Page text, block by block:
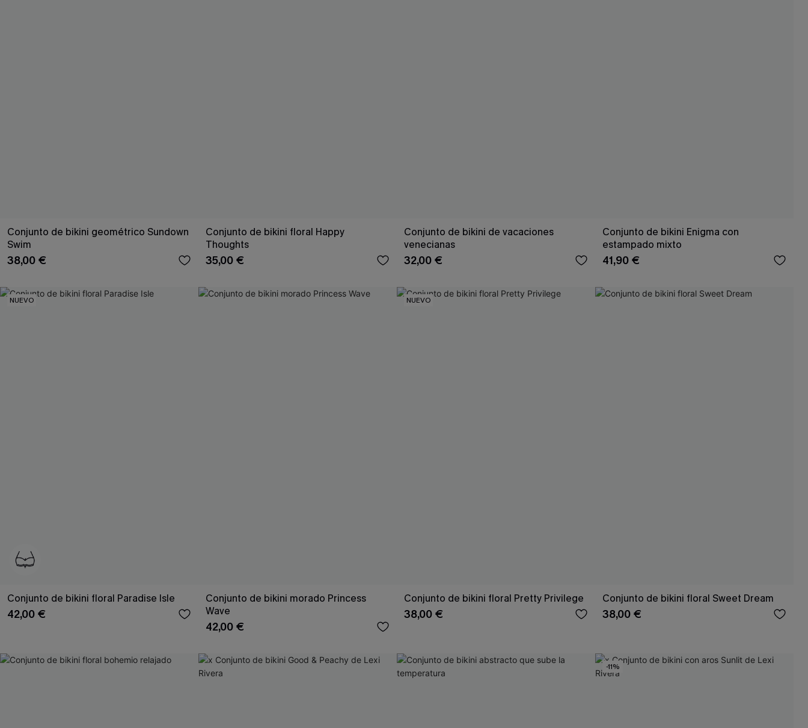
Conjunto de bikini geométrico Sundown
Swim
38,00 €
Conjunto de bikini floral Happy
Thoughts
35,00 €
Conjunto de bikini de vacaciones
venecianas
32,00 €
Conjunto de bikini Enigma con
estampado mixto
41,90 €
NUEVO
Conjunto de bikini floral Paradise Isle
42,00 €
Conjunto de bikini morado Princess
Wave
42,00 €
NUEVO
Conjunto de bikini floral Pretty Privilege
38,00 €
Conjunto de bikini floral Sweet Dream
38,00 €
-11%